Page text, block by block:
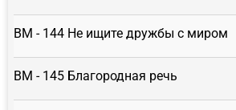
ВМ - 144 Не ищите дружбы с миром
ВМ - 145 Благородная речь